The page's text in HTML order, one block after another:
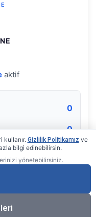
aktif
0
0
kullanır. Gizlilik Politikamız ve
bilgi edinebilirsin.
yönetebilirsiniz.